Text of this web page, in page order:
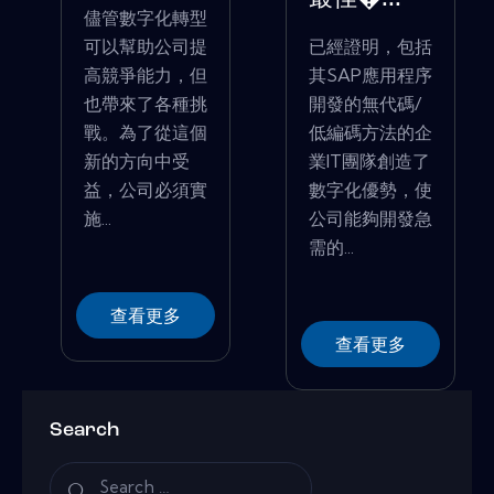
儘管數字化轉型
可以幫助公司提
高競爭能力，但
也帶來了各種挑
戰。為了從這個
新的方向中受
益，公司必須實
施...
查看更多
已經證明，包括
其SAP應用程序
開發的無代碼/
低編碼方法的企
業IT團隊創造了
數字化優勢，使
公司能夠開發急
需的...
查看更多
Search